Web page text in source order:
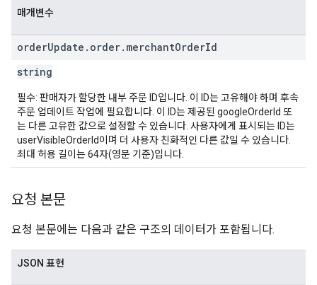
매개변수
orderUpdate . order. merchantOrderId
string
필수: 판매자가 할당한 내부 주문 ID입니다. 이 ID는 고유해야 하며 후속
주문 업데이트 작업에 필요합니다. 이 ID는 제공된 googleOrderId 또
는 다른 고유한 값으로 설정할 수 있습니다. 사용자에게 표시되는 ID는
userVisibleOrderId이며 더 사용자 친화적인 다른 값일 수 있습니다.
최대 허용 길이는 64자(영문 기준)입니다.
요청 본문
요청 본문에는 다음과 같은 구조의 데이터가 포함됩니다.
JSON 표현